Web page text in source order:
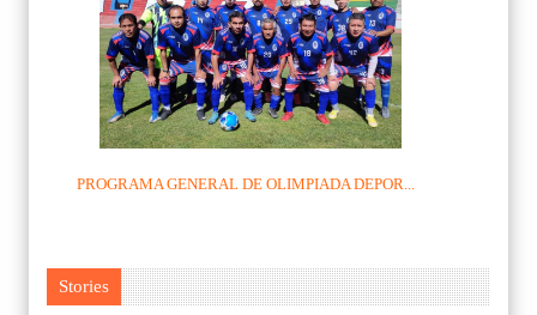
PROGRAMA GENERAL DE OLIMPIADA DEPOR...
Stories